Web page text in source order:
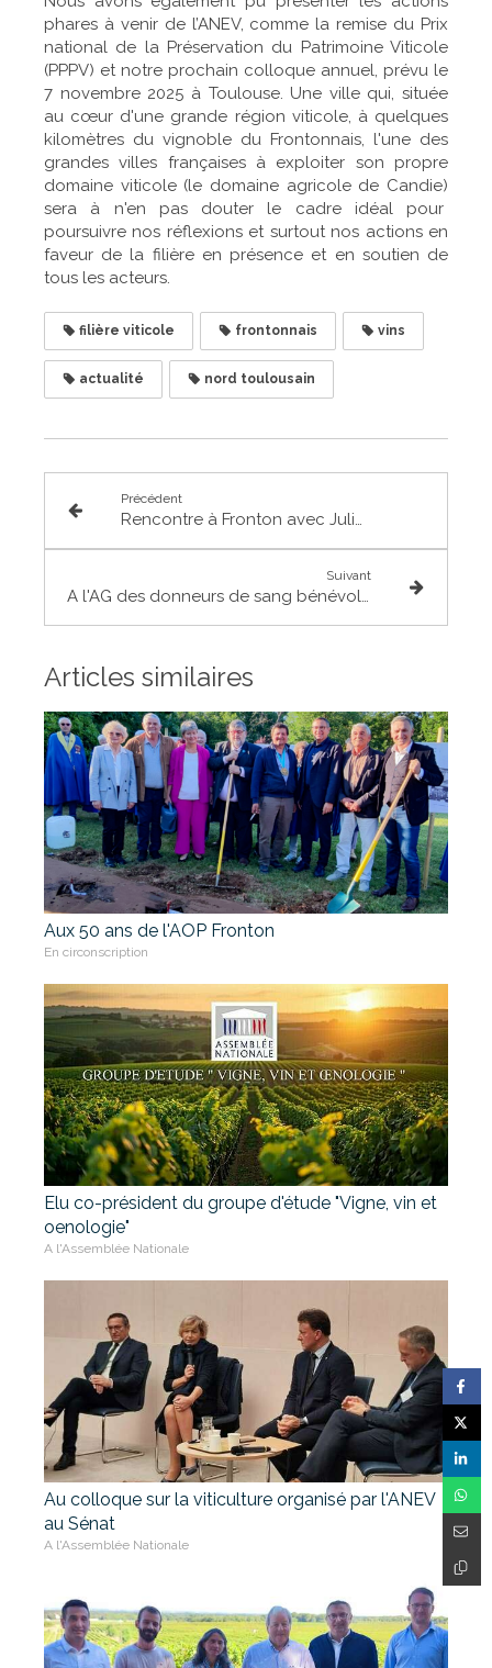
phares à venir de l’ANEV, comme la remise du Prix
national de la Préservation du Patrimoine Viticole
(PPPV) et notre prochain colloque annuel, prévu le
7 novembre 2025 à Toulouse. Une ville qui, située
au cœur d'une grande région viticole, à quelques
kilomètres du vignoble du Frontonnais, l'une des
grandes villes françaises à exploiter son propre
domaine viticole (le domaine agricole de Candie)
sera à n'en pas douter le cadre idéal pour
poursuivre nos réflexions et surtout nos actions en
faveur de la filière en présence et en soutien de
tous les acteurs.
filière viticole frontonnais vins
actualité nord toulousain
Précédent
Suivant
Articles similaires
Aux 50 ans de l'AOP Fronton
En circonscription
Elu co-président du groupe d'étude "Vigne, vin et
oenologie"
A l'Assemblée Nationale
Au colloque sur la viticulture organisé par l'ANEV
au Sénat
A l'Assemblée Nationale